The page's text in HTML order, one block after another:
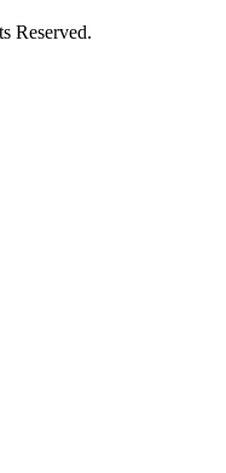
Reserved.